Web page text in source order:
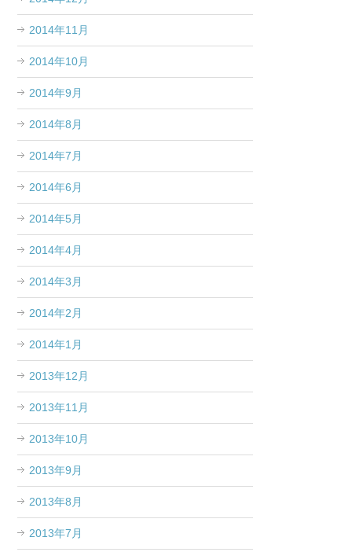
2014年11月
2014年10月
2014年9月
2014年8月
2014年7月
2014年6月
2014年5月
2014年4月
2014年3月
2014年2月
2014年1月
2013年12月
2013年11月
2013年10月
2013年9月
2013年8月
2013年7月